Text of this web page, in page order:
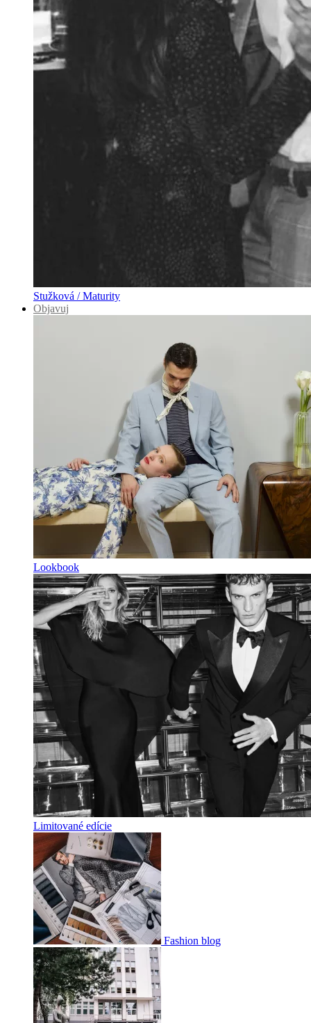
Stužková / Maturity
Objavuj
Lookbook
Limitované edície
Fashion blog